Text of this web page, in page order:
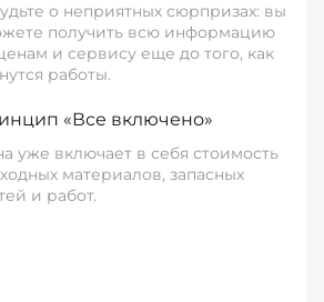
о неприятных сюрпризах: вы
получить всю информацию
и сервису еще до того, как
работы.
«Все включено»
уже включает в себя стоимость
материалов, запасных
и работ.